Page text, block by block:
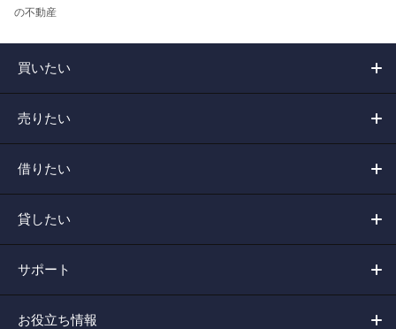
の不動産
買いたい
売りたい
借りたい
貸したい
サポート
お役立ち情報